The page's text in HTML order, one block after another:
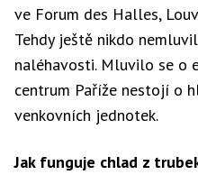
ve Forum des Halles,
Tehdy ještě nikdo
naléhavosti. Mluvilo se o
centrum Paříže nestojí o
venkovních jednotek.
Jak funguje chlad z